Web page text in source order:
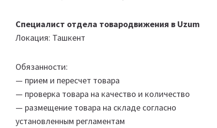
Специалист отдела товародвижения в Uzum
Локация: Ташкент
Обязанности:
— прием и пересчет товара
— проверка товара на качество и количество
— размещение товара на складе согласно
установленным регламентам